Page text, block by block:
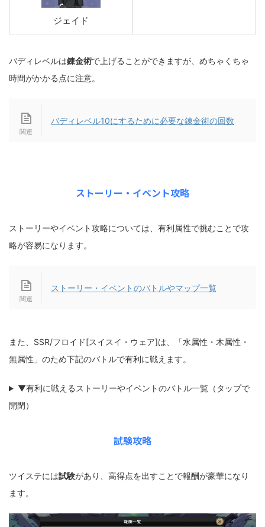
ジェイド
バディレベルは錬金術で上げることができますが、めちゃくちゃ
時間がかかる点に注意。
バディレベル10にするために必要な錬金術の回数
ストーリー・イベント攻略
ストーリーやイベント攻略については、有利属性で挑むことで攻
略が容易になります。
ストーリー・イベントのバトルやマップ一覧
また、SSR/フロイド[スイスイ・ウェア]は、「水属性・木属性・
無属性」のため下記のバトルで有利に戦えます。
▼有利に戦えるストーリーやイベントのバトル一覧（タップで
開閉）
試験攻略
ツイステには試験があり、高得点を出すことで報酬が豪華になり
ます。